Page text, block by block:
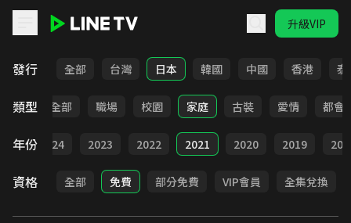
升級VIP
發行 全部 台灣 日本 韓國 中國 香港 泰
類型 全部 職場 校園 家庭 古裝 愛情 都會
年份 2024 2023 2022 2021 2020 2019
資格 全部 免費 部分免費 VIP會員 全集兌換